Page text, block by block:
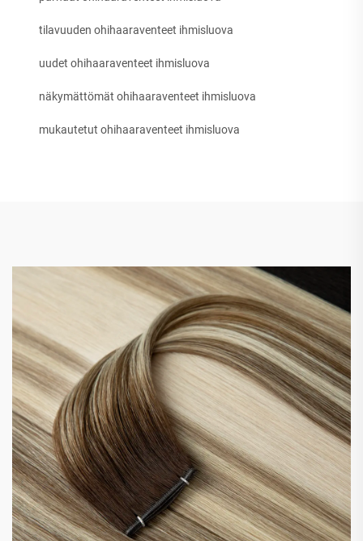
tilavuuden ohihaaraventeet ihmisluova
uudet ohihaaraventeet ihmisluova
näkymättömät ohihaaraventeet ihmisluova
mukautetut ohihaaraventeet ihmisluova